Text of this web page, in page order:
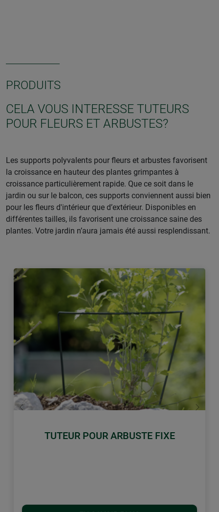
PRODUITS
CELA VOUS INTERESSE TUTEURS
POUR FLEURS ET ARBUSTES?
Les supports polyvalents pour fleurs et arbustes favorisent
la croissance en hauteur des plantes grimpantes à
croissance particulièrement rapide. Que ce soit dans le
jardin ou sur le balcon, ces supports conviennent aussi bien
pour les fleurs d'intérieur que d’extérieur. Disponibles en
différentes tailles, ils favorisent une croissance saine des
plantes. Votre jardin n’aura jamais été aussi resplendissant.
TUTEUR POUR ARBUSTE FIXE
retour